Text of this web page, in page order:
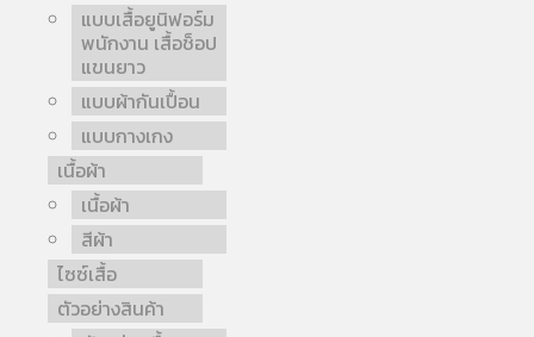
แบบเสื้อยูนิฟอร์ม
พนักงาน เสื้อช็อป
แขนยาว
แบบผ้ากันเปื้อน
แบบกางเกง
เนื้อผ้า
เนื้อผ้า
สีผ้า
ไซซ์เสื้อ
ตัวอย่างสินค้า